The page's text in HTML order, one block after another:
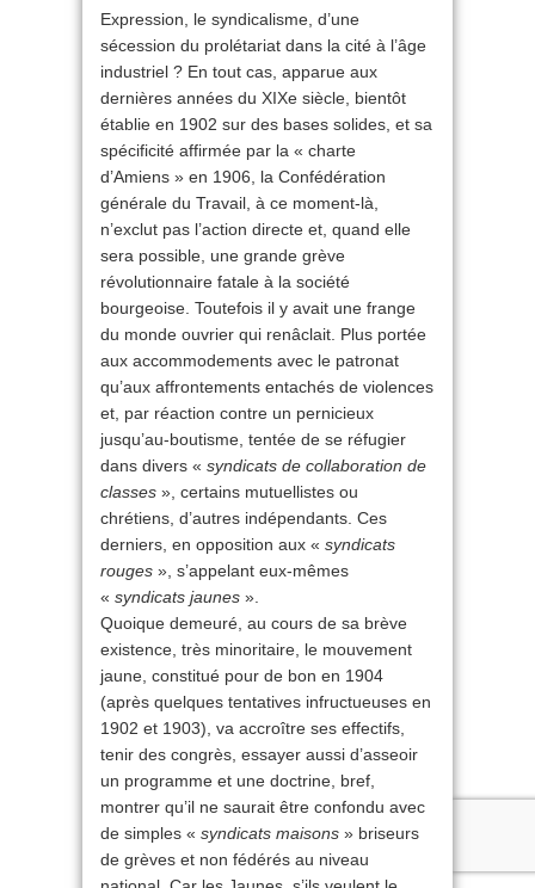
Expression, le syndicalisme, d’une
sécession du prolétariat dans la cité à l’âge
industriel ? En tout cas, apparue aux
dernières années du XIXe siècle, bientôt
établie en 1902 sur des bases solides, et sa
spécificité affirmée par la « charte
d’Amiens » en 1906, la Confédération
générale du Travail, à ce moment-là,
n’exclut pas l’action directe et, quand elle
sera possible, une grande grève
révolutionnaire fatale à la société
bourgeoise. Toutefois il y avait une frange
du monde ouvrier qui renâclait. Plus portée
aux accommodements avec le patronat
qu’aux affrontements entachés de violences
et, par réaction contre un pernicieux
jusqu’au-boutisme, tentée de se réfugier
dans divers « syndicats de collaboration de
classes », certains mutuellistes ou
chrétiens, d’autres indépendants. Ces
derniers, en opposition aux « syndicats
rouges », s’appelant eux-mêmes
« syndicats jaunes ».
Quoique demeuré, au cours de sa brève
existence, très minoritaire, le mouvement
jaune, constitué pour de bon en 1904
(après quelques tentatives infructueuses en
1902 et 1903), va accroître ses effectifs,
tenir des congrès, essayer aussi d’asseoir
un programme et une doctrine, bref,
montrer qu’il ne saurait être confondu avec
de simples « syndicats maisons » briseurs
de grèves et non fédérés au niveau